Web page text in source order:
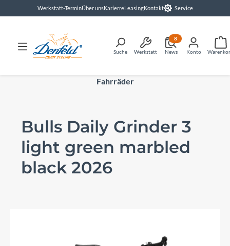
springenWerkstatt-TerminÜber unsKarierreLeasingKontakt Service
Suche Werkstatt News
8
Konto
Fahrräder
Bulls Daily Grinder 3
light green marbled
black 2026